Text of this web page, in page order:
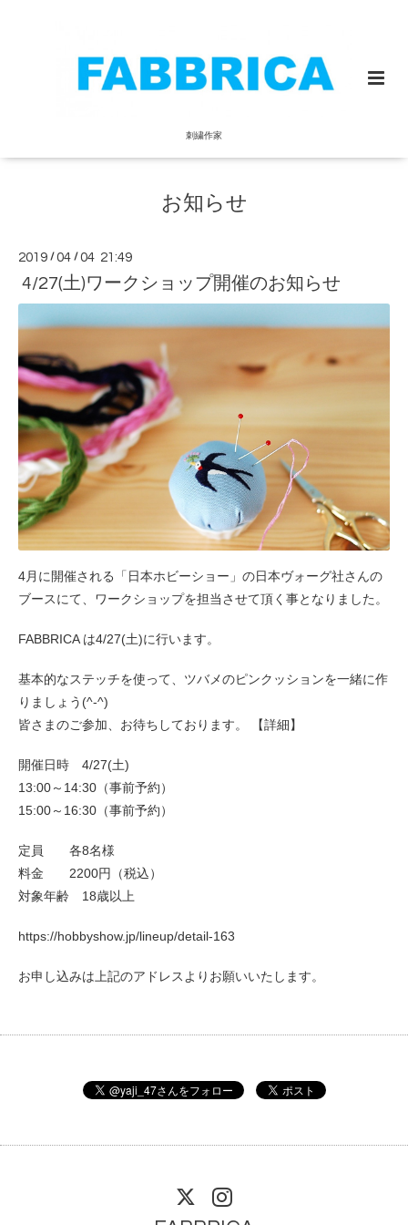
刺繍作家
お知らせ
2019 /04 /04 21:49
4/27(土)ワークショップ開催のお知らせ
4月に開催される「日本ホビーショー」の日本ヴォーグ社さんの
ブースにて、ワークショップを担当させて頂く事となりました。
FABBRICA は4/27(土)に行います。
基本的なステッチを使って、ツバメのピンクッションを一緒に作
りましょう(^-^)
皆さまのご参加、お待ちしております。 【詳細】
開催日時 4/27(土)
13:00～14:30（事前予約）
15:00～16:30（事前予約）
定員 各8名様
料金 2200円（税込）
対象年齢 18歳以上
https://hobbyshow.jp/lineup/detail-163
お申し込みは上記のアドレスよりお願いいたします。